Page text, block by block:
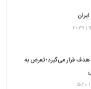
هدف قرار می‌گیرد؛ تعرض به